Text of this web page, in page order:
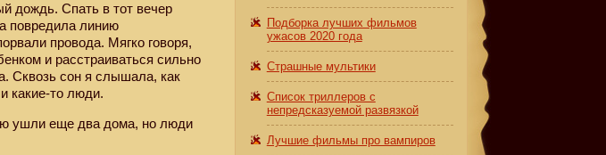
дождь. Спать в тот вечер
повредила линию
провода. Мягко говоря,
и расстраиваться сильно
Сквозь сон я слышала, как
какие-то люди.
ушли еще два дома, но люди
Подборка лучших фильмов
ужасов 2020 года
Страшные мультики
Список триллеров с
непредсказуемой развязкой
Лучшие фильмы про вампиров